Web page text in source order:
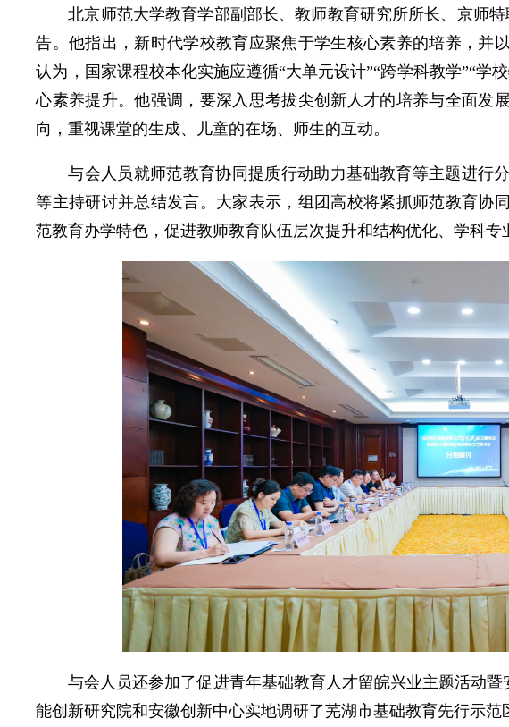
北京师范大学教育学部副部长、教师教育研究所所长、京师
告。他指出，新时代学校教育应聚焦于学生核心素养的培养，并
认为，国家课程校本化实施应遵循“大单元设计”“跨学科教学”“学
心素养提升。他强调，要深入思考拔尖创新人才的培养与全面发
向，重视课堂的生成、儿童的在场、师生的互动。
与会人员就师范教育协同提质行动助力基础教育等主题进行
等主持研讨并总结发言。大家表示，组团高校将紧抓师范教育协
范教育办学特色，促进教师教育队伍层次提升和结构优化、学科
与会人员还参加了促进青年基础教育人才留皖兴业主题活动
能创新研究院和安徽创新中心实地调研了芜湖市基础教育先行示范